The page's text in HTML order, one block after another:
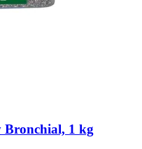
Bronchial, 1 kg